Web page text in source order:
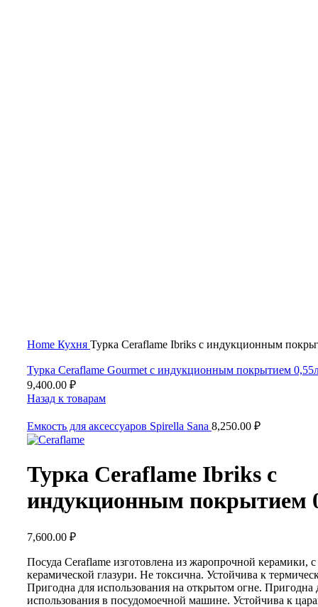
Home Кухня Турка Ceraflame Ibriks с индукционным
Турка Ceraflame Gourmet с индукционным покрытием
9,400.00 ₽
Назад к товарам
Емкость для аксессуаров Spirella Sana 8,250.00 ₽
Турка Ceraflame Ibriks с
индукционным покрытием
7,600.00 ₽
Посуда Ceraflame изготовлена из жаропрочной керамики,
керамической глазури. Не токсична. Устойчива к
Пригодна для использования на открытом огне. Пригодна
использования в посудомоечной машине. Устойчива к